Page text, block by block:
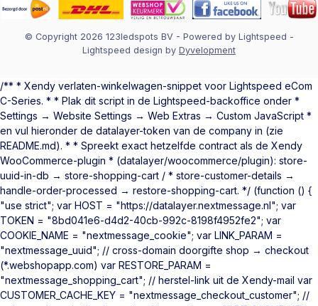
© Copyright 2026 123ledspots BV- Powered by Lightspeed -
Lightspeed design by Dyvelopment
/** * Xendy verlaten-winkelwagen-snippet voor Lightspeed eCom
C-Series. * * Plak dit script in de Lightspeed-backoffice onder *
Settings → Website Settings → Web Extras → Custom JavaScript *
en vul hieronder de datalayer-token van de company in (zie
README.md). * * Spreekt exact hetzelfde contract als de Xendy
WooCommerce-plugin * (datalayer/woocommerce/plugin): store-
uuid-in-db → store-shopping-cart / * store-customer-details →
handle-order-processed → restore-shopping-cart. */ (function () {
"use strict"; var HOST = "https://datalayer.nextmessage.nl"; var
TOKEN = "8bd041e6-d4d2-40cb-992c-8198f4952fe2"; var
COOKIE_NAME = "nextmessage_cookie"; var LINK_PARAM =
"nextmessage_uuid"; // cross-domain doorgifte shop → checkout
(*.webshopapp.com) var RESTORE_PARAM =
"nextmessage_shopping_cart"; // herstel-link uit de Xendy-mail var
CUSTOMER_CACHE_KEY = "nextmessage_checkout_customer"; //